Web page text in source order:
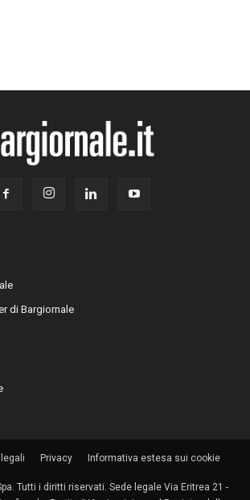
di Bargiornale
Privacy Informativa estesa sui cookie
Tutti i diritti riservati. Sede legale Via Eritrea 21 -